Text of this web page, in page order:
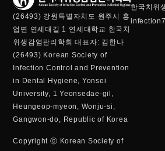
(26493) 강원특별자치도 원주시 흥
업면 연세대길 1 연세대학교 한국치
위생감염관리학회 대표자: 김한나
(26493) Korean Society of
Infection Control and Prevention
in Dental Hygiene, Yonsei
University, 1 Yeonsedae-gil,
Heungeop-myeon, Wonju-si,
Gangwon-do, Republic of Korea
Copyright ⓒ Korean Society of
한국치위